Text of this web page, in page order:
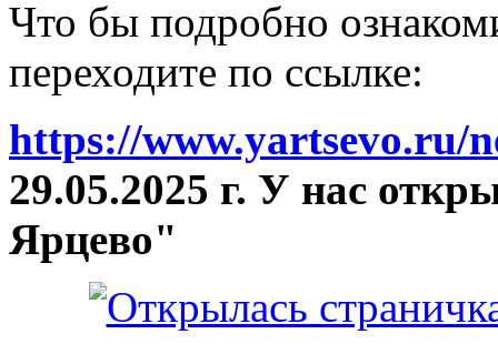
Что бы подробно
переходите по ссылке:
https://www.yartsevo.ru/
29.05.2025 г. У нас
Ярцево"